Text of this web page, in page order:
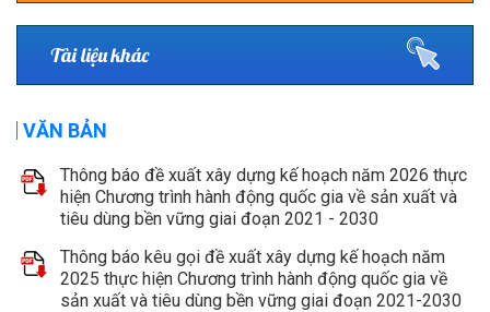
Tài liệu khác
VĂN BẢN
Thông báo đề xuất xây dựng kế hoạch năm 2026 thực
hiện Chương trình hành động quốc gia về sản xuất và
tiêu dùng bền vững giai đoạn 2021 - 2030
Thông báo kêu gọi đề xuất xây dựng kế hoạch năm
2025 thực hiện Chương trình hành động quốc gia về
sản xuất và tiêu dùng bền vững giai đoạn 2021-2030